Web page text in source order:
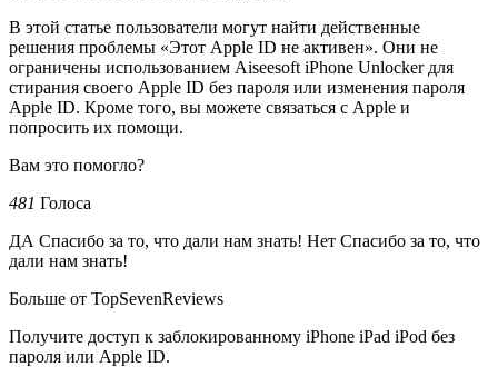
В этой статье пользователи могут найти действенные
решения проблемы «Этот Apple ID не активен». Они не
ограничены использованием Aiseesoft iPhone Unlocker для
стирания своего Apple ID без пароля или изменения пароля
Apple ID. Кроме того, вы можете связаться с Apple и
попросить их помощи.
Вам это помогло?
481 Голоса
ДА Спасибо за то, что дали нам знать! Нет Спасибо за то, что
дали нам знать!
Больше от TopSevenReviews
Получите доступ к заблокированному iPhone iPad iPod без
пароля или Apple ID.